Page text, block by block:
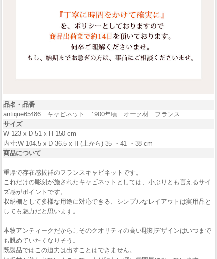
品名・品番
antique65486 キャビネット 1900年頃 オーク材 フランス
サイズ
W 123 x D 51 x H 150 cm
内寸:W 104.5 x D 36.5 x H (上から) 35 ・41 ・38 cm
商品について
重厚で存在感抜群のフランスキャビネットです。
これだけの彫刻が施されたキャビネットとしては、小ぶりとも言えるサイ
ズ感がポイントです。
収納棚として多様な用途に対応できる、シンプルなレイアウトは実用品と
しても魅力だと思います。
本物アンティークだからこそのクオリティの高い彫刻デザインはいつまで
も眺めていたくなりそう。
既製品ではこの迫力は出すことはできません。